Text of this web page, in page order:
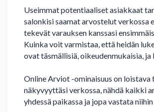
Useimmat potentiaaliset asiakkaat
salonkisi saamat arvostelut verkossa
tekevät varauksen kanssasi
Kuinka voit varmistaa, että heidän
ovat täsmällisiä, oikeudenmukaisia,
Online Arviot -ominaisuus on loistava
näkyvyyttäsi verkossa, nähdä kaikki
yhdessä paikassa ja jopa vastata